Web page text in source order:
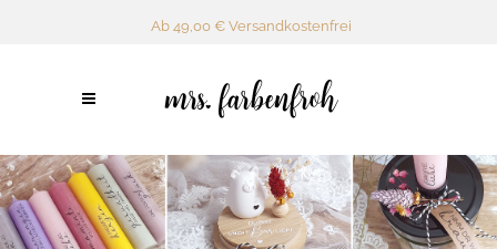
Ab 49,00 € Versandkostenfrei